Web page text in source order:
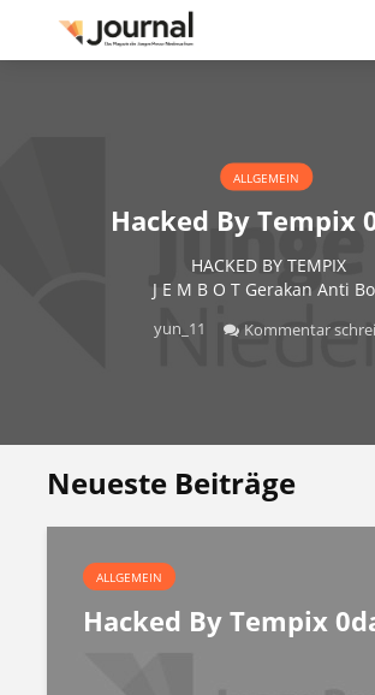
ALLGEMEIN
Hacked By Tempix
HACKED BY TEMPIX
J E M B O T Gerakan Anti
yun_11 Kommentar
Neueste Beiträge
ALLGEMEIN
Hacked By Tempix